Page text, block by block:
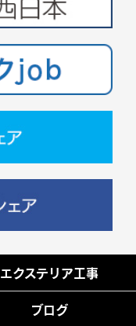
エクステリア工事
ブログ